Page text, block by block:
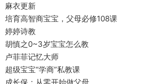
麻衣更新
培育高智商宝宝，父母必修108课
婷婷诗教
胡慎之0~3岁宝宝怎么教
卢菲菲记忆大师
超级宝宝“学商”私教课